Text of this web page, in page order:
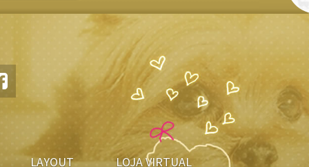
LAYOUT LOJA VIRTUAL